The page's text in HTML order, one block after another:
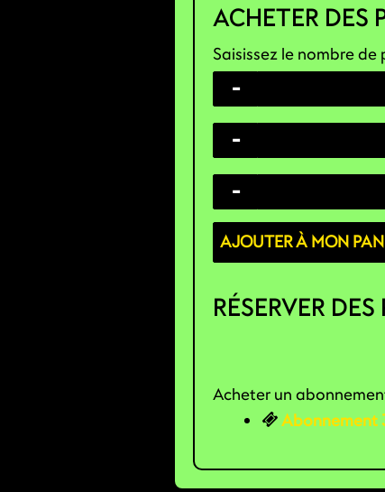
ACHETER DES
Saisissez le nombre
-
-
-
AJOUTER À MON
RÉSERVER
Acheter un
Abonnement